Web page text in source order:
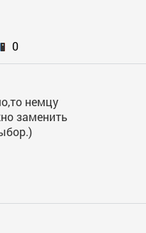
0
немцу
заменить